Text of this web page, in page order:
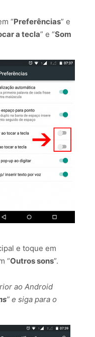
“Preferências” e
a tecla” e “Som
e toque em
“Outros sons”.
ao Android
” e siga para o